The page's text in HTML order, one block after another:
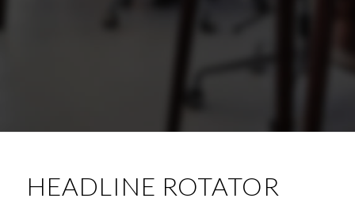
HEADLINE ROTATOR